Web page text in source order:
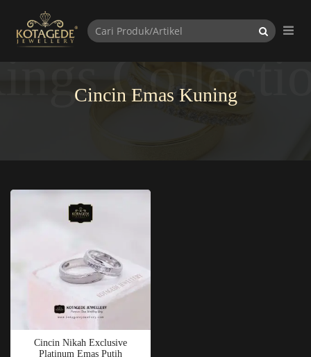
Cincin Emas Kuning
Cincin Nikah Exclusive
Platinum Emas Putih